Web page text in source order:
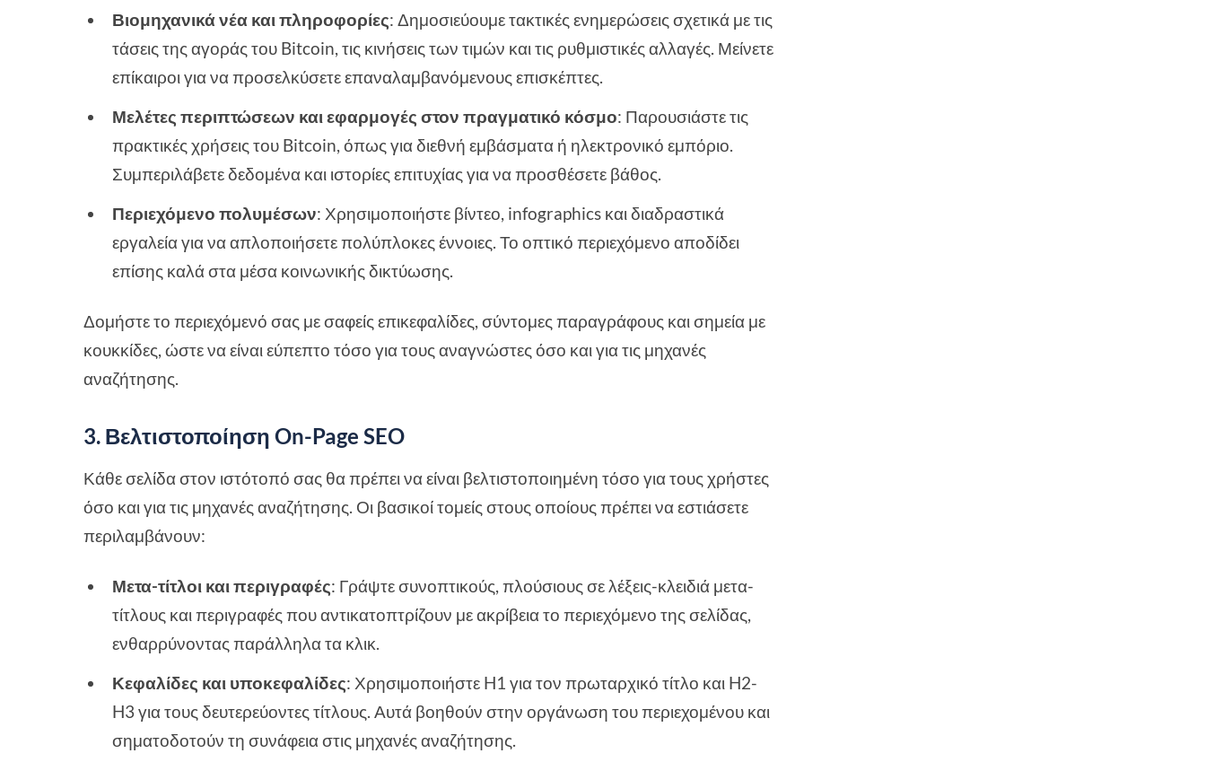
Βιομηχανικά νέα και πληροφορίες: Δημοσιεύουμε τακτικές ενημερώσεις σχετικά με τις
τάσεις της αγοράς του Bitcoin, τις κινήσεις των τιμών και τις ρυθμιστικές αλλαγές. Μείνετε
επίκαιροι για να προσελκύσετε επαναλαμβανόμενους επισκέπτες.
Μελέτες περιπτώσεων και εφαρμογές στον πραγματικό κόσμο: Παρουσιάστε τις
πρακτικές χρήσεις του Bitcoin, όπως για διεθνή εμβάσματα ή ηλεκτρονικό εμπόριο.
Συμπεριλάβετε δεδομένα και ιστορίες επιτυχίας για να προσθέσετε βάθος.
Περιεχόμενο πολυμέσων: Χρησιμοποιήστε βίντεο, infographics και διαδραστικά
εργαλεία για να απλοποιήσετε πολύπλοκες έννοιες. Το οπτικό περιεχόμενο αποδίδει
επίσης καλά στα μέσα κοινωνικής δικτύωσης.
Δομήστε το περιεχόμενό σας με σαφείς επικεφαλίδες, σύντομες παραγράφους και σημεία με
κουκκίδες, ώστε να είναι εύπεπτο τόσο για τους αναγνώστες όσο και για τις μηχανές
αναζήτησης.
3. Βελτιστοποίηση On-Page SEO
Κάθε σελίδα στον ιστότοπό σας θα πρέπει να είναι βελτιστοποιημένη τόσο για τους χρήστες
όσο και για τις μηχανές αναζήτησης. Οι βασικοί τομείς στους οποίους πρέπει να εστιάσετε
περιλαμβάνουν:
Μετα-τίτλοι και περιγραφές: Γράψτε συνοπτικούς, πλούσιους σε λέξεις-κλειδιά μετα-
τίτλους και περιγραφές που αντικατοπτρίζουν με ακρίβεια το περιεχόμενο της σελίδας,
ενθαρρύνοντας παράλληλα τα κλικ.
Κεφαλίδες και υποκεφαλίδες: Χρησιμοποιήστε H1 για τον πρωταρχικό τίτλο και H2-
H3 για τους δευτερεύοντες τίτλους. Αυτά βοηθούν στην οργάνωση του περιεχομένου και
σηματοδοτούν τη συνάφεια στις μηχανές αναζήτησης.